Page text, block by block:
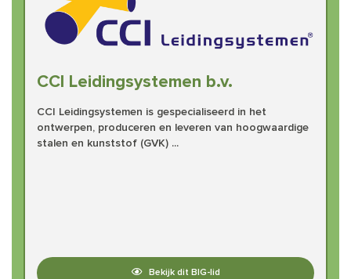
CCI Leidingsystemen b.v.
CCI Leidingsystemen is gespecialiseerd in het
ontwerpen, produceren en leveren van hoogwaardige
stalen en kunststof (GVK) ...
Bekijk dit BIG-lid